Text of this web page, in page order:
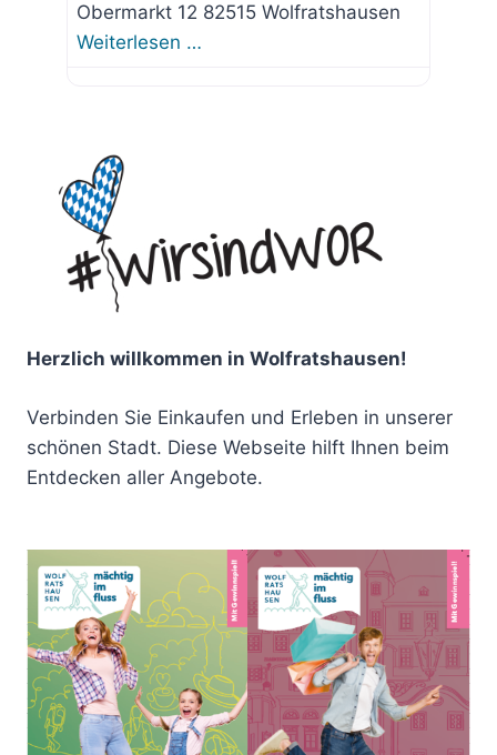
Obermarkt 12 82515 Wolfratshausen
Weiterlesen …
Herzlich willkommen in Wolfratshausen!
Verbinden Sie Einkaufen und Erleben in unserer
schönen Stadt. Diese Webseite hilft Ihnen beim
Entdecken aller Angebote.